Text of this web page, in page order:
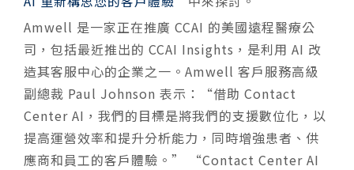
Amwell 是一家正在推廣 CCAI 的美國遠程醫療公
司，包括最近推出的 CCAI Insights，是利用 AI 改
造其客服中心的企業之一。Amwell 客戶服務高級
副總裁 Paul Johnson 表示：“借助 Contact
Center AI，我們的目標是將我們的支援數位化，以
提高運營效率和提升分析能力，同時增強患者、供
應商和員工的客戶體驗。” “Contact Center AI